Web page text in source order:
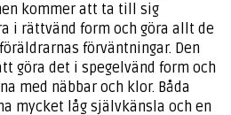
kommer att ta till sig
i rättvänd form och göra allt de
förväntningar. Den
göra det i spegelvänd form och
med näbbar och klor. Båda
mycket låg självkänsla och en